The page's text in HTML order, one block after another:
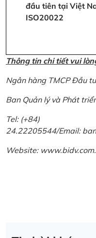
đầu tiên tại Việt
ISO20022
Thông tin chi tiết vui
Ngân hàng TMCP Đầu
Ban Quản lý và Phát
Tel: (+84)
24.22205544/Email:
Website: